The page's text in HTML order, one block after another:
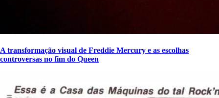
A transformação visual de Freddie Mercury e as escolhas
controversas no fim do Queen